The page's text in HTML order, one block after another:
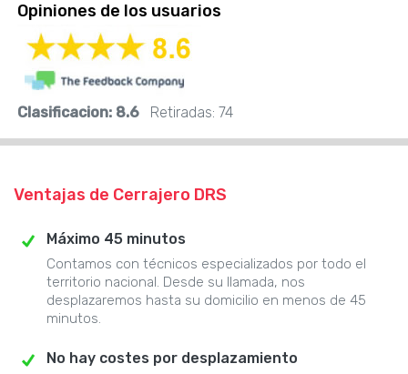
Opiniones de los usuarios
Clasificacion: 8.6 Retiradas: 74
Ventajas de Cerrajero DRS
Máximo 45 minutos
Contamos con técnicos especializados por todo el
territorio nacional. Desde su llamada, nos
desplazaremos hasta su domicilio en menos de 45
minutos.
No hay costes por desplazamiento